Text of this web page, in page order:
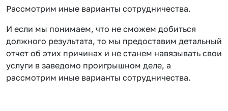
Рассмотрим иные варианты сотрудничества.
И если мы понимаем, что не сможем добиться
должного результата, то мы предоставим детальный
отчет об этих причинах и не станем навязывать свои
услуги в заведомо проигрышном деле, а
рассмотрим иные варианты сотрудничества.